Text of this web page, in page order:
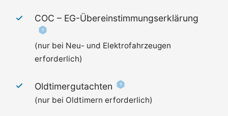
COC – EG-Übereinstimmungserklärung
(nur bei Neu- und Elektrofahrzeugen
erforderlich)
Oldtimergutachten
(nur bei Oldtimern erforderlich)